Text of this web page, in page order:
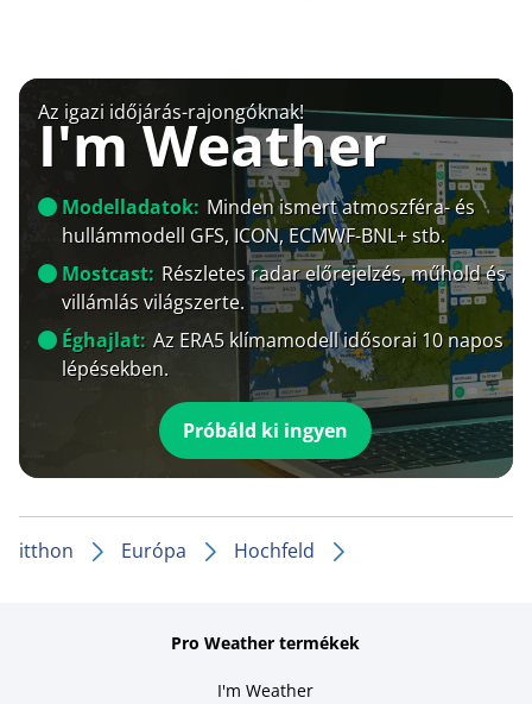
Az igazi időjárás-rajongóknak!
I'm Weather
Modelladatok: Minden ismert atmoszféra- és
hullámmodell GFS, ICON, ECMWF-BNL+ stb.
Mostcast: Részletes radar előrejelzés, műhold és
villámlás világszerte.
Éghajlat: Az ERA5 klímamodell idősorai 10 napos
lépésekben.
Próbáld ki ingyen
itthon Európa Hochfeld
Pro Weather termékek
I'm Weather